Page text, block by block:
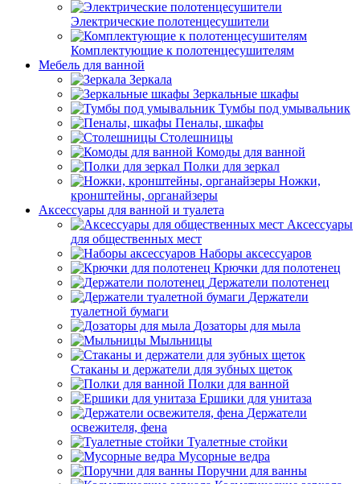
Электрические полотенцесушители
Комплектующие к полотенцесушителям
Мебель для ванной
Зеркала
Зеркальные шкафы
Тумбы под умывальник
Пеналы, шкафы
Столешницы
Комоды для ванной
Полки для зеркал
Ножки,
кронштейны, органайзеры
Аксессуары для ванной и туалета
Аксессуары
для общественных мест
Наборы аксессуаров
Крючки для полотенец
Держатели полотенец
Держатели
туалетной бумаги
Дозаторы для мыла
Мыльницы
Стаканы и держатели для зубных щеток
Полки для ванной
Ершики для унитаза
Держатели
освежителя, фена
Туалетные стойки
Мусорные ведра
Поручни для ванны